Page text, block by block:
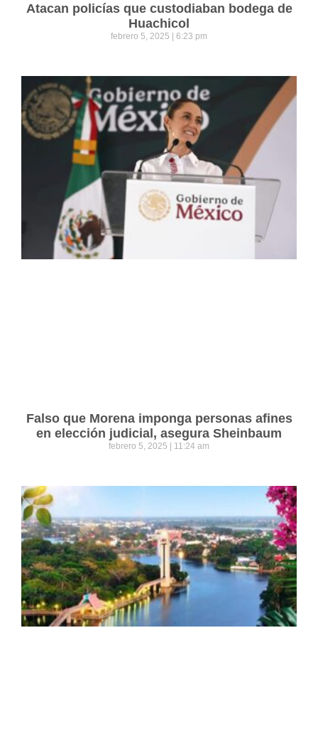
Atacan policías que custodiaban bodega de
Huachicol
febrero 5, 2025 6:23 pm
Falso que Morena imponga personas afines
en elección judicial, asegura Sheinbaum
febrero 5, 2025 11:24 am